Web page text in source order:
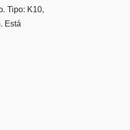
Tipo: K10,
Está